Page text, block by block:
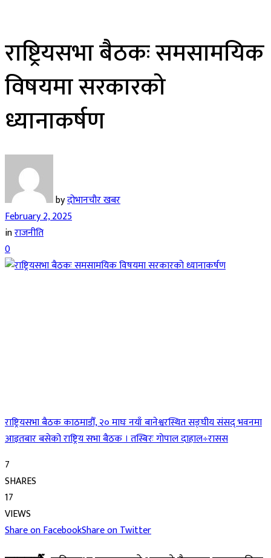
राष्ट्रियसभा बैठकः समसामयिक
विषयमा सरकारको
ध्यानाकर्षण
byदोभानचौर खबर
February 2, 2025
inराजनीति
0
राष्ट्रियसभा बैठक काठमाडौँ, २० माघः नयाँ बानेश्वरस्थित सङ्घीय संसद् भवनमा
आइतबार बसेको राष्ट्रिय सभा बैठक । तस्बिरः गोपाल दाहाल÷रासस
7
SHARES
17
VIEWS
Share on FacebookShare on Twitter